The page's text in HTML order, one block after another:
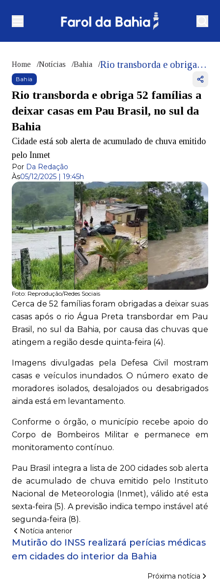
Home /Notícias /Bahia / Rio transborda e obriga 52 famílias a deixar casas em Pau Brasil, no sul da Bahia
Bahia
Rio transborda e obriga 52 famílias a
deixar casas em Pau Brasil, no sul da
Bahia
Cidade está sob alerta de acumulado de chuva emitido
pelo Inmet
Por Da Redação
Às05/12/2025 | 19:45h
Foto: Reprodução/Redes Sociais
Cerca de 52 famílias foram obrigadas a deixar suas
casas após o rio Água Preta transbordar em Pau
Brasil, no sul da Bahia, por causa das chuvas que
atingem a região desde quinta-feira (4).
Imagens divulgadas pela Defesa Civil mostram
casas e veículos inundados. O número exato de
moradores isolados, desalojados ou desabrigados
ainda está em levantamento.
Conforme o órgão, o município recebe apoio do
Corpo de Bombeiros Militar e permanece em
monitoramento contínuo.
Pau Brasil integra a lista de 200 cidades sob alerta
de acumulado de chuva emitido pelo Instituto
Nacional de Meteorologia (Inmet), válido até esta
sexta-feira (5). A previsão indica tempo instável até
segunda-feira (8).
Notícia anterior
Mutirão do INSS realizará perícias médicas
em cidades do interior da Bahia
Próxima notícia